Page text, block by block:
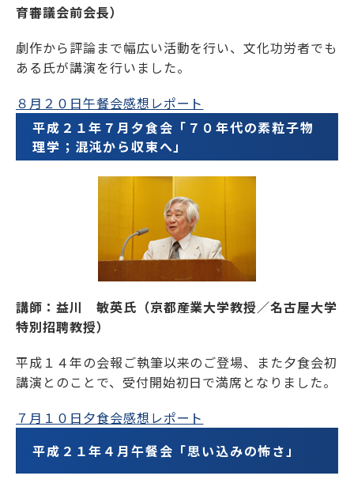
育審議会前会長）
劇作から評論まで幅広い活動を行い、文化功労者でも
ある氏が講演を行いました。
８月２０日午餐会感想レポート
平成２１年７月夕食会「７０年代の素粒子物
理学；混沌から収束へ」
講師：益川 敏英氏（京都産業大学教授／名古屋大学
特別招聘教授）
平成１４年の会報ご執筆以来のご登場、また夕食会初
講演とのことで、受付開始初日で満席となりました。
７月１０日夕食会感想レポート
平成２１年４月午餐会「思い込みの怖さ」